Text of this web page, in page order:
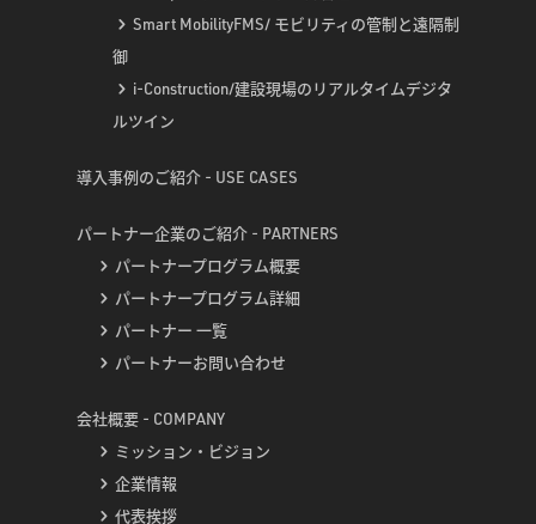
Smart MobilityFMS/ モビリティの管制と遠隔制
御
i-Construction/建設現場のリアルタイムデジタ
ルツイン
導入事例のご紹介 - USE CASES
パートナー企業のご紹介 - PARTNERS
パートナープログラム概要
パートナープログラム詳細
パートナー 一覧
パートナーお問い合わせ
会社概要 - COMPANY
ミッション・ビジョン
企業情報
代表挨拶